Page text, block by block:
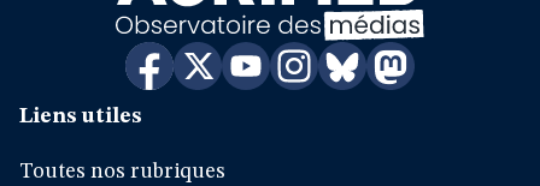
Liens utiles
Toutes nos rubriques